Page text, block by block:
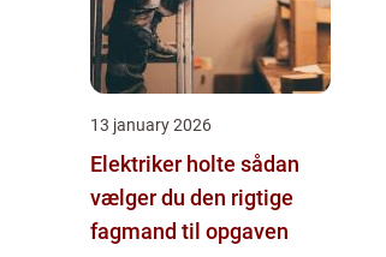
13 january 2026
Elektriker holte sådan
vælger du den rigtige
fagmand til opgaven